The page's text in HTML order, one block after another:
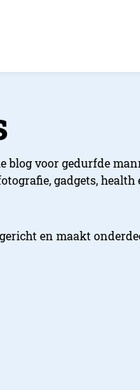
blog voor gedurfde
gadgets,
en maakt